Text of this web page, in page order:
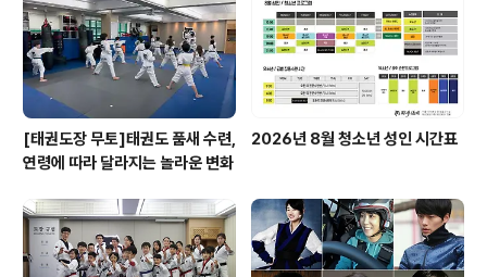
[태권도장 무토]태권도 품새 수련,
연령에 따라 달라지는 놀라운 변화
2026년 8월 청소년 성인 시간표